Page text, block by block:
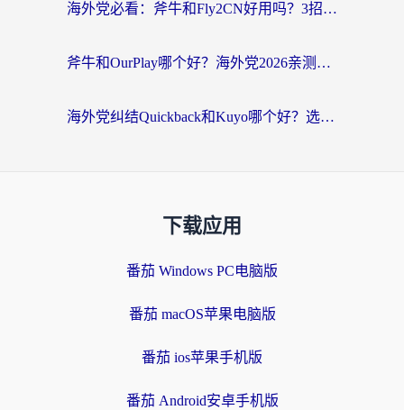
海外党必看：斧牛和Fly2CN好用吗？3招教你选对回国加速器（附免费试用攻略）
斧牛和OurPlay哪个好？海外党2026亲测：选对加速器，国内资源秒加载
海外党纠结Quickback和Kuyo哪个好？选对回国加速器才能无缝刷国内资源
下载应用
番茄 Windows PC电脑版
番茄 macOS苹果电脑版
番茄 ios苹果手机版
番茄 Android安卓手机版